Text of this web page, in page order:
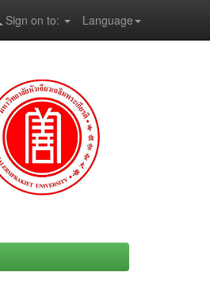
Language
Sign on to: